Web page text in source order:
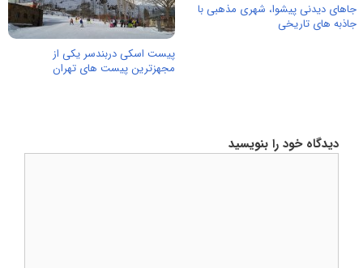
جاهای دیدنی پیشوا، شهری مذهبی با
جاذبه های تاریخی
پیست اسکی دربندسر یکی از
مجهزترین پیست های تهران
دیدگاه خود را بنویسید